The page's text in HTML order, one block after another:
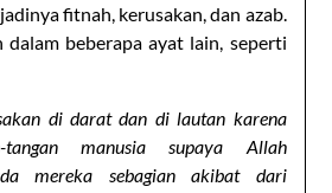
fitnah, kerusakan, dan azab.
dalam beberapa ayat lain, seperti
di darat dan di lautan karena
tangan manusia supaya Allah
mereka sebagian akibat dari